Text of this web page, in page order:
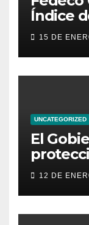
Índice
15 DE
UNCATEGORIZED
El
los
12 DE